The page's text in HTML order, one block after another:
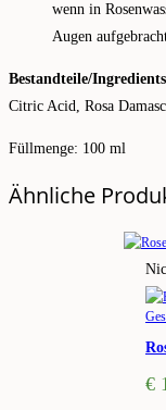
wenn in
Augen
Bestandteile/
Citric Acid, Rosa
Füllmenge: 100 ml
Ähnliche
€